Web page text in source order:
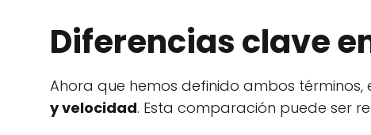
Diferencias clave
Ahora que hemos definido ambos
y velocidad. Esta comparación puede ser